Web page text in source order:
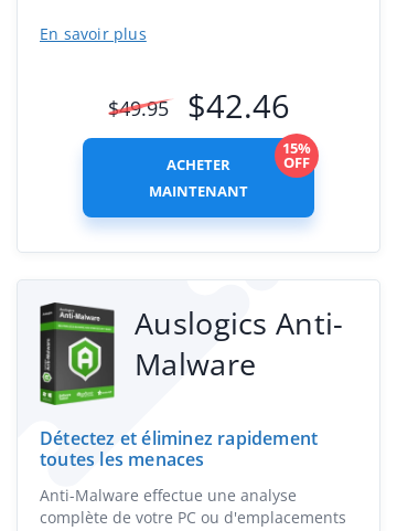
En savoir plus
$49.95 $42.46
ACHETER
MAINTENANT
15%
OFF
Auslogics Anti-
Malware
Détectez et éliminez rapidement
toutes les menaces
Anti-Malware effectue une analyse
complète de votre PC ou d'emplacements